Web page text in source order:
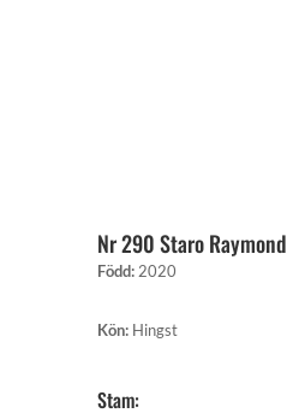
Nr 290 Staro Raymond
Född: 2020
Kön: Hingst
Stam: